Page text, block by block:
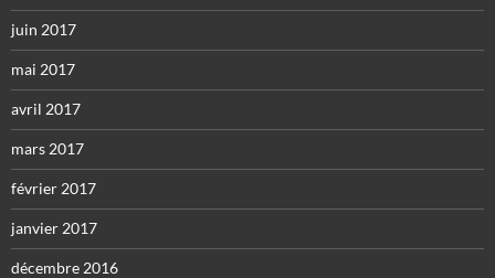
juin 2017
mai 2017
avril 2017
mars 2017
février 2017
janvier 2017
décembre 2016